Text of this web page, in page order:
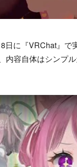
に『VRChat』で
内容自体はシンプ